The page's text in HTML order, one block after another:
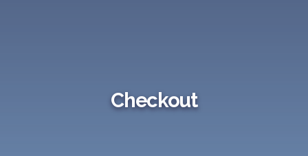
Checkout